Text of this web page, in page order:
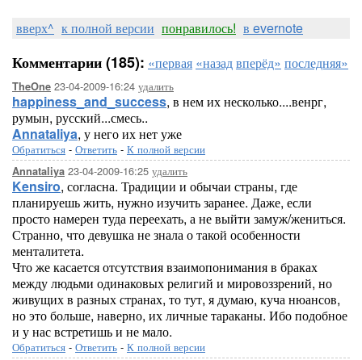
вверх^ к полной версии понравилось! в evernote
Комментарии (185): «первая «назадвперёд» последняя»
TheOne 23-04-2009-16:24 удалить
happiness_and_success, в нем их несколько....венрг,
румын, русский...смесь..
Annataliya, у него их нет уже
Обратиться - Ответить - К полной версии
Annataliya 23-04-2009-16:25 удалить
Kensiro, согласна. Традиции и обычаи страны, где
планируешь жить, нужно изучить заранее. Даже, если
просто намерен туда переехать, а не выйти замуж/жениться.
Странно, что девушка не знала о такой особенности
менталитета.
Что же касается отсутствия взаимопонимания в браках
между людьми одинаковых религий и мировоззрений, но
живущих в разных странах, то тут, я думаю, куча нюансов,
но это больше, наверно, их личные тараканы. Ибо подобное
и у нас встретишь и не мало.
Обратиться - Ответить - К полной версии